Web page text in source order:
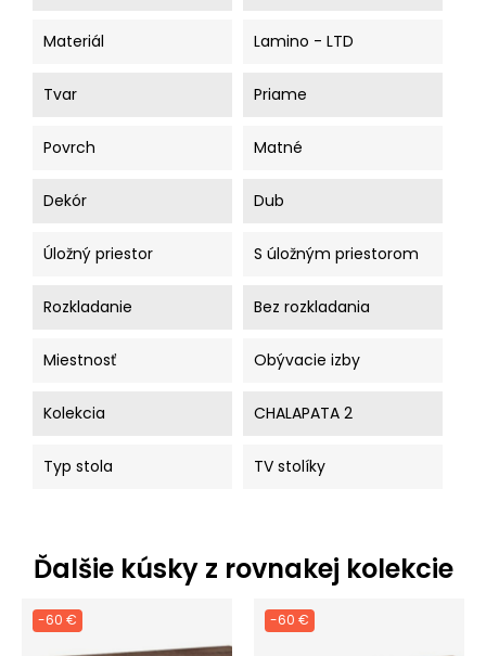
Materiál Lamino - LTD
Tvar Priame
Povrch Matné
Dekór Dub
Úložný priestor S úložným priestorom
Rozkladanie Bez rozkladania
Miestnosť Obývacie izby
Kolekcia CHALAPATA 2
Typ stola TV stolíky
Ďalšie kúsky z rovnakej kolekcie
-60 € -60 €